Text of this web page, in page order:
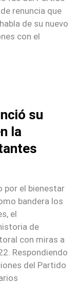
renuncia que
de su nuevo
con el
su
la
por el bienestar
bandera los
el
de
con miras a
Respondiendo
del Partido